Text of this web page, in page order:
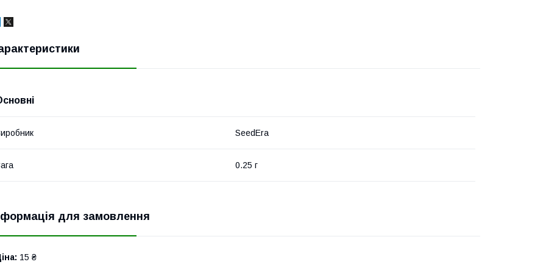
SeedEra
0.25 г
для замовлення
15 ₴